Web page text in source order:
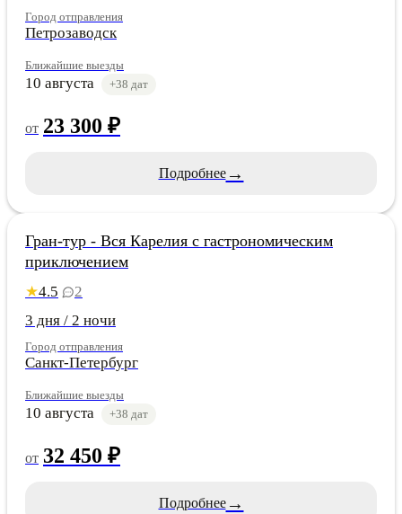
Город отправления
Петрозаводск
Ближайшие выезды
10 августа +38 дат
от 23 300 ₽
Подробнее→
Хит
Гран-тур - Вся Карелия с гастрономическим
приключением
★4.5
2
3 дня / 2 ночи
Город отправления
Санкт-Петербург
Ближайшие выезды
10 августа +38 дат
от 32 450 ₽
Подробнее→